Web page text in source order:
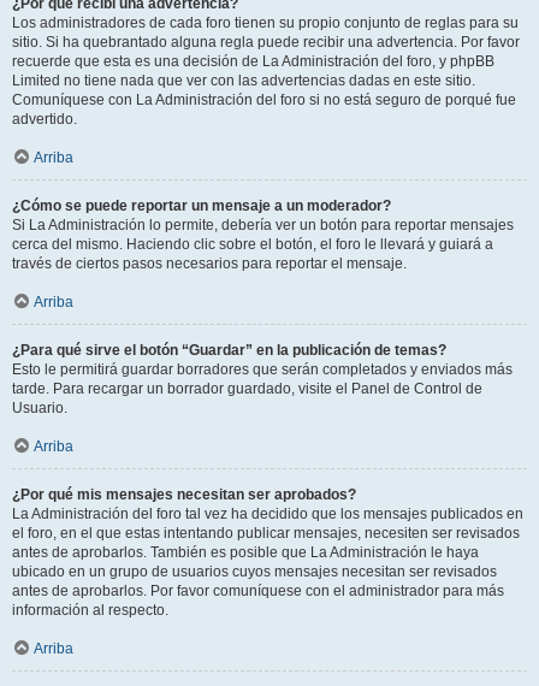
¿Por qué recibí una advertencia?
Los administradores de cada foro tienen su propio conjunto de reglas para su
sitio. Si ha quebrantado alguna regla puede recibir una advertencia. Por favor
recuerde que esta es una decisión de La Administración del foro, y phpBB
Limited no tiene nada que ver con las advertencias dadas en este sitio.
Comuníquese con La Administración del foro si no está seguro de porqué fue
advertido.
Arriba
¿Cómo se puede reportar un mensaje a un moderador?
Si La Administración lo permite, debería ver un botón para reportar mensajes
cerca del mismo. Haciendo clic sobre el botón, el foro le llevará y guiará a
través de ciertos pasos necesarios para reportar el mensaje.
Arriba
¿Para qué sirve el botón “Guardar” en la publicación de temas?
Esto le permitirá guardar borradores que serán completados y enviados más
tarde. Para recargar un borrador guardado, visite el Panel de Control de
Usuario.
Arriba
¿Por qué mis mensajes necesitan ser aprobados?
La Administración del foro tal vez ha decidido que los mensajes publicados en
el foro, en el que estas intentando publicar mensajes, necesiten ser revisados
antes de aprobarlos. También es posible que La Administración le haya
ubicado en un grupo de usuarios cuyos mensajes necesitan ser revisados
antes de aprobarlos. Por favor comuníquese con el administrador para más
información al respecto.
Arriba